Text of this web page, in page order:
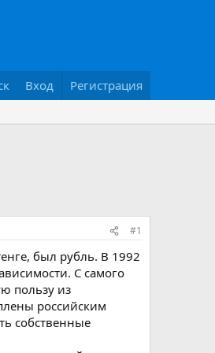
Вход Регистрация
#1
был рубль. В 1992
С самого
пользу из
российским
собственные